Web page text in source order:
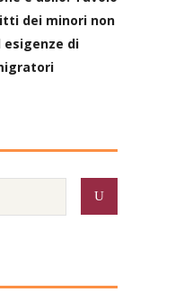
dei minori non
esigenze di